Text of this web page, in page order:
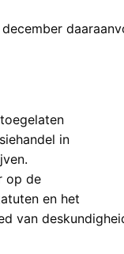
in
op de
en het
van